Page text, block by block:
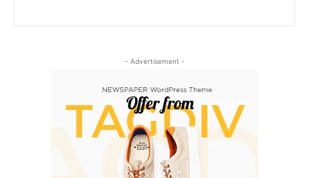
- Advertisement -